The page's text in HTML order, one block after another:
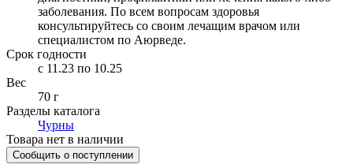
заболевания. По всем вопросам здоровья
консультируйтесь со своим лечащим врачом или
специалистом по Аюрведе.
Срок годности
c 11.23 по 10.25
Вес
70 г
Разделы каталога
Чурны
Товара нет в наличии
Сообщить о поступлении